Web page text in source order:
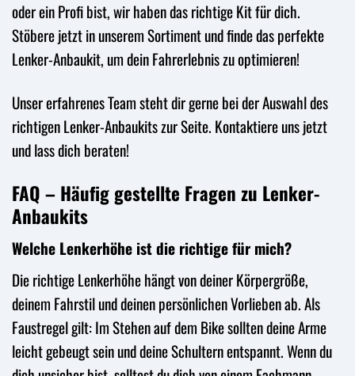
oder ein Profi bist, wir haben das richtige Kit für dich.
Stöbere jetzt in unserem Sortiment und finde das perfekte
Lenker-Anbaukit, um dein Fahrerlebnis zu optimieren!
Unser erfahrenes Team steht dir gerne bei der Auswahl des
richtigen Lenker-Anbaukits zur Seite. Kontaktiere uns jetzt
und lass dich beraten!
FAQ – Häufig gestellte Fragen zu Lenker-
Anbaukits
Welche Lenkerhöhe ist die richtige für mich?
Die richtige Lenkerhöhe hängt von deiner Körpergröße,
deinem Fahrstil und deinen persönlichen Vorlieben ab. Als
Faustregel gilt: Im Stehen auf dem Bike sollten deine Arme
leicht gebeugt sein und deine Schultern entspannt. Wenn du